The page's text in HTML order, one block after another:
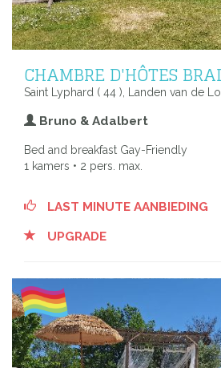
CHAMBRE D'HÔTES
Saint Lyphard ( 44 ), Landen van de
Bruno & Adalbert
Bed and breakfast Gay-Friendly
1 kamers • 2 pers. max.
LAST MINUTE AANBIEDING
UPGRADE